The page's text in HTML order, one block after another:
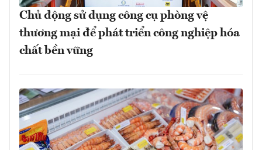
Chủ động sử dụng công cụ phòng vệ
thương mại để phát triển công nghiệp hóa
chất bền vững